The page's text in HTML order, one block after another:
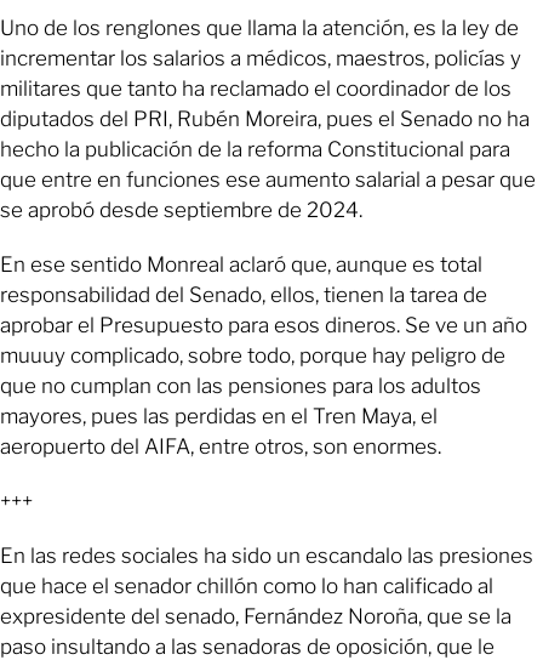
Uno de los renglones que llama la atención, es la ley de
incrementar los salarios a médicos, maestros, policías y
militares que tanto ha reclamado el coordinador de los
diputados del PRI, Rubén Moreira, pues el Senado no ha
hecho la publicación de la reforma Constitucional para
que entre en funciones ese aumento salarial a pesar que
se aprobó desde septiembre de 2024.
En ese sentido Monreal aclaró que, aunque es total
responsabilidad del Senado, ellos, tienen la tarea de
aprobar el Presupuesto para esos dineros. Se ve un año
muuuy complicado, sobre todo, porque hay peligro de
que no cumplan con las pensiones para los adultos
mayores, pues las perdidas en el Tren Maya, el
aeropuerto del AIFA, entre otros, son enormes.
+++
En las redes sociales ha sido un escandalo las presiones
que hace el senador chillón como lo han calificado al
expresidente del senado, Fernández Noroña, que se la
paso insultando a las senadoras de oposición, que le